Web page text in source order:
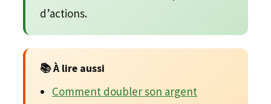
d’actions.
📚 À lire aussi
Comment doubler son argent